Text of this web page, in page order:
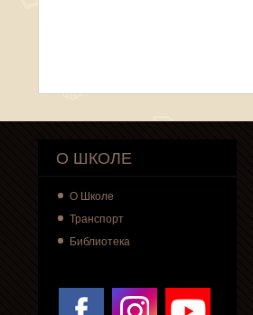
О ШКОЛЕ
О Школе
Транспорт
Библиотека